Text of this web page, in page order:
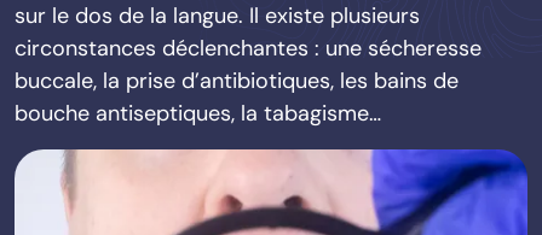
sur le dos de la langue. Il existe plusieurs
circonstances déclenchantes : une sécheresse
buccale, la prise d’antibiotiques, les bains de
bouche antiseptiques, la tabagisme…